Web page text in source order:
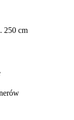
250 cm